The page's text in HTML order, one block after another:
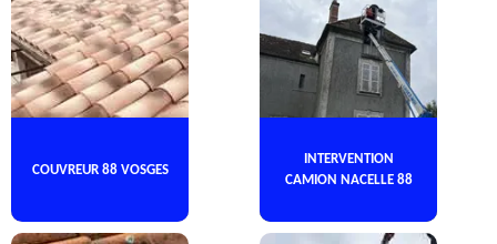
COUVREUR 88 VOSGES
INTERVENTION
CAMION NACELLE 88